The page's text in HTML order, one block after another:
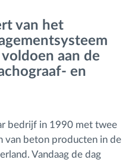
van het
aan de
en
bedrijf in 1990 met twee
van beton producten in de
Vandaag de dag